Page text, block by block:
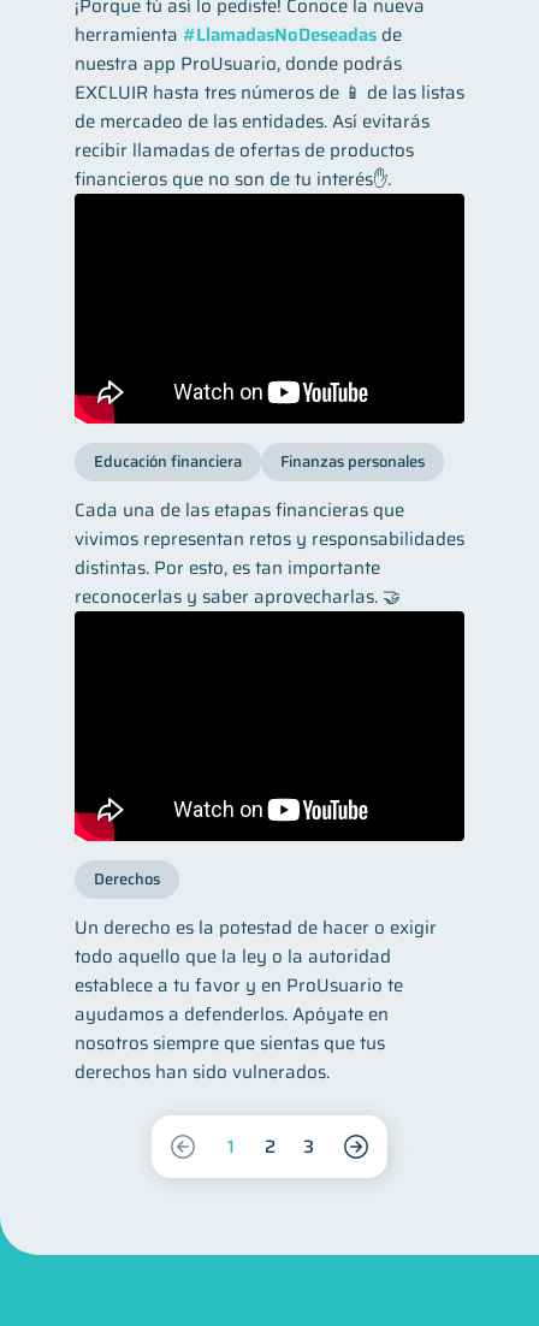
¡Porque tú así lo pediste! Conoce la nueva
herramienta #LlamadasNoDeseadas de
nuestra app ProUsuario, donde podrás
EXCLUIR hasta tres números de 📱 de las listas
de mercadeo de las entidades. Así evitarás
recibir llamadas de ofertas de productos
financieros que no son de tu interés✋.
Educación financiera Finanzas personales
Cada una de las etapas financieras que
vivimos representan retos y responsabilidades
distintas. Por esto, es tan importante
reconocerlas y saber aprovecharlas. 🤝
Derechos
Un derecho es la potestad de hacer o exigir
todo aquello que la ley o la autoridad
establece a tu favor y en ProUsuario te
ayudamos a defenderlos. Apóyate en
nosotros siempre que sientas que tus
derechos han sido vulnerados.
1 2 3